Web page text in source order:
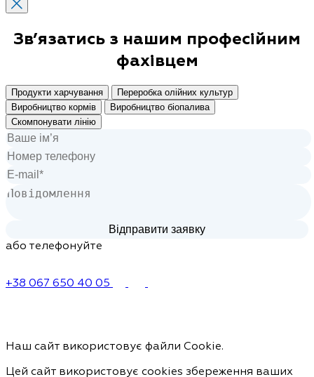
Зв’язатись з нашим професійним
фахівцем
Продукти харчування
Переробка олійних культур
Виробництво кормів
Виробництво біопалива
Скомпонувати лінію
або телефонуйте
+38 067 650 40 05
Наш сайт використовує файли Cookie.
Цей сайт використовує cookies збереження ваших